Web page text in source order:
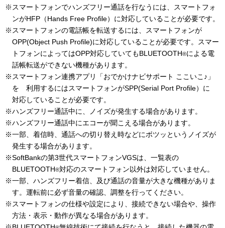
※スマートフォンでハンズフリー通話を行なうには、スマートフォ
ンがHFP（Hands Free Profile）に対応していることが必要です。
※スマートフォンの電話帳を転送するには、スマートフォンが
OPP(Object Push Profile)に対応していることが必要です。スマー
トフォンによってはOPP対応していてもBLUETOOTH®による電
話帳転送ができない機種があります。
※スマートフォン連携アプリ「おでかけナビサポート ここいこ♪」
を 利用するにはスマートフォンがSPP(Serial Port Profile）に
対応していることが必要です。
※ハンズフリー通話中に、ノイズが発生する場合があります。
※ハンズフリー通話中にエコーが聞こえる場合があります。
※一部、着信時、通話への切り替え時などにボツッというノイズが
発生する場合があります。
※SoftBankの第3世代スマートフォンVGSは、一覧表の
BLUETOOTH®対応のスマートフォン以外は対応していません。
※一部、ハンズフリー着信、及び通話の音量が大きな機種がありま
す。運転前に必ず音量の確認、調整を行ってください。
※スマートフォンの仕様や設定により、接続できない場合や、操作
方法・表示・動作が異なる場合があります。